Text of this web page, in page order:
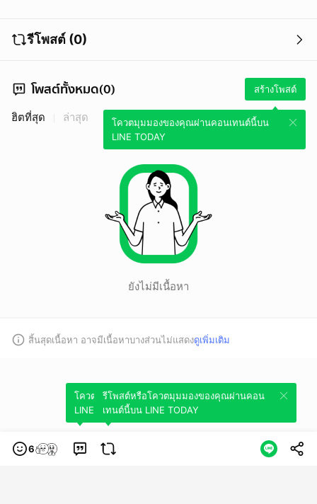
รีโพสต์ (0)
โพสต์ทั้งหมด(0) สร้างโพสต์
โควตมุมมองของคุณผ่านคอนเทนต์นี้บน
LINE TODAY
ฮิตที่สุด ล่าสุด
ยังไม่มีเนื้อหา
สิ้นสุดเนื้อหา อาจมีเนื้อหาบางส่วนไม่แสดงดูเพิ่มเติม
6
โควตมุมมองของคุณผ่านคอนเทนต์นี้บน
LINE TODAY
รีโพสต์หรือโควตมุมมองของคุณผ่านคอน
เทนต์นี้บน LINE TODAY